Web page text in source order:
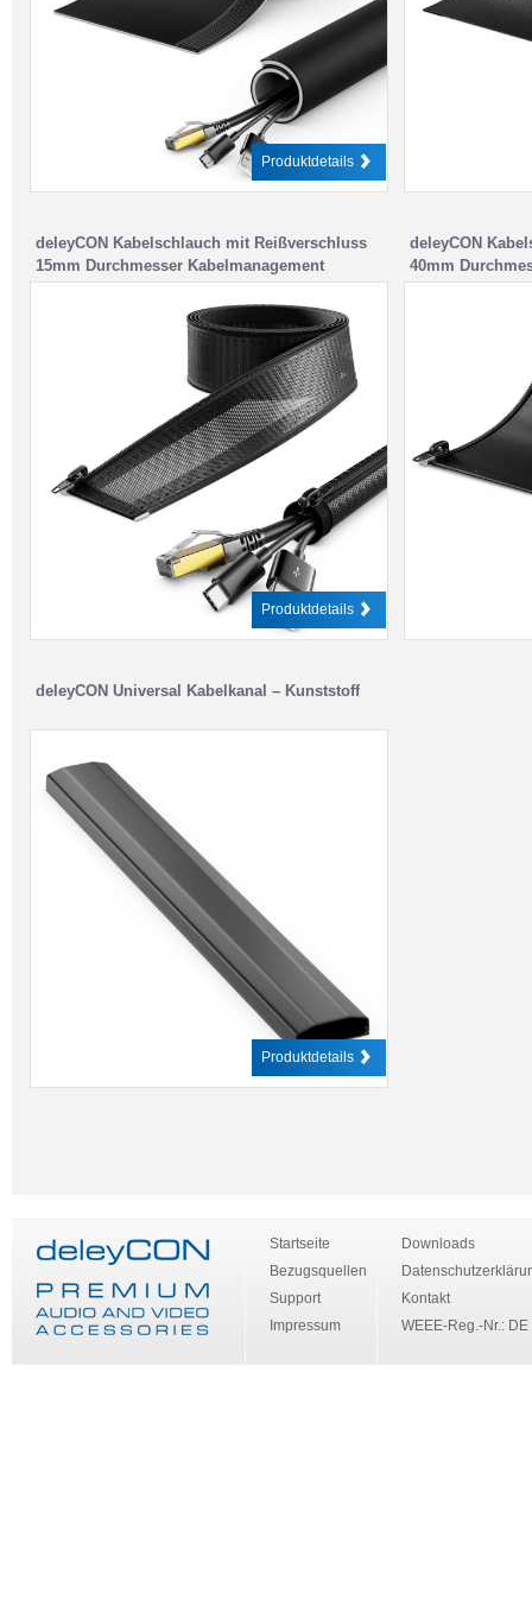
Produktdetails
deleyCON Kabelschlauch mit Reißverschluss
15mm Durchmesser Kabelmanagement
Schwarz
Produktdetails
deleyCON
40mm
Schwarz
deleyCON Universal Kabelkanal – Kunststoff
Produktdetails
Startseite
Bezugsquellen
Support
Impressum
Downloads
Kontakt
WEEE-Reg.-Nr.: